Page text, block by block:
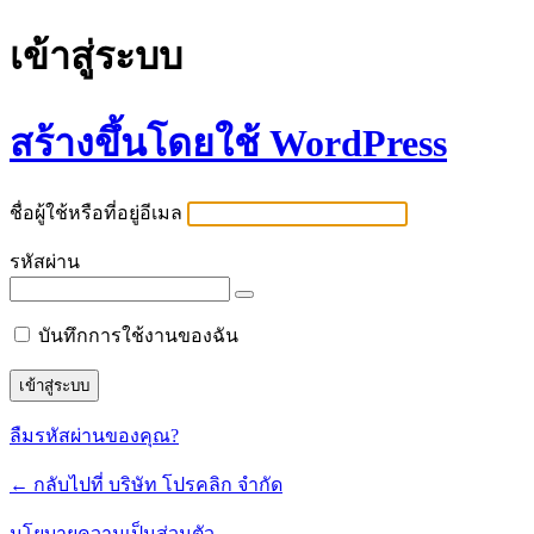
เข้าสู่ระบบ
สร้างขึ้นโดยใช้ WordPress
ชื่อผู้ใช้หรือที่อยู่อีเมล
รหัสผ่าน
บันทึกการใช้งานของฉัน
ลืมรหัสผ่านของคุณ?
← กลับไปที่ บริษัท โปรคลิก จำกัด